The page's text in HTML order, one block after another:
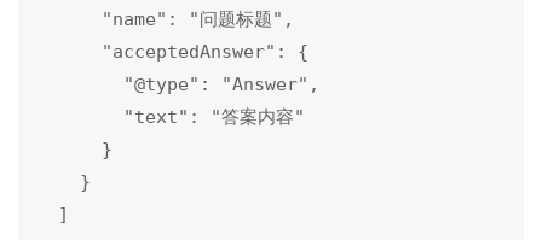
      "name": "问题标题",
      "acceptedAnswer": {
        "@type": "Answer",
        "text": "答案内容"
      }
    }
  ]